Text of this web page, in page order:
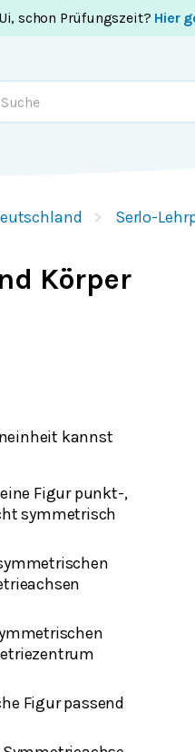
schon Prüfungszeit? Hier
Serlo-
Körper
kannst
Figur punkt-,
symmetrisch
Figur passend